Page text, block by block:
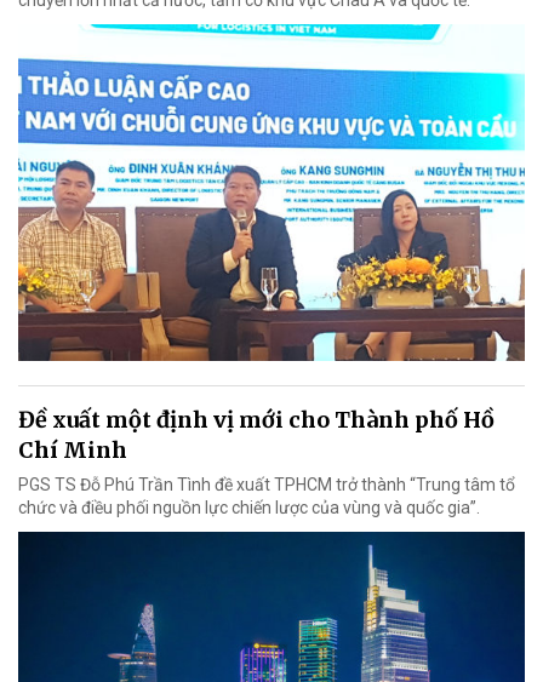
Đề xuất một định vị mới cho Thành phố Hồ
Chí Minh
PGS TS Đỗ Phú Trần Tình đề xuất TPHCM trở thành “Trung tâm tổ
chức và điều phối nguồn lực chiến lược của vùng và quốc gia”.